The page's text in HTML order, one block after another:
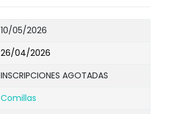
10/05/2026
26/04/2026
INSCRIPCIONES AGOTADAS
Comillas